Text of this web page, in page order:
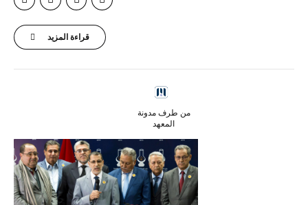
قراءة المزيد
من طرف مدونة
المعهد